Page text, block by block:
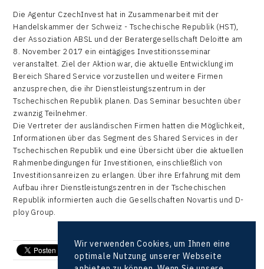
Die Agentur CzechInvest hat in Zusammenarbeit mit der
Handelskammer der Schweiz - Tschechische Republik (HST),
der Assoziation ABSL und der Beratergesellschaft Deloitte am
8. November 2017 ein eintägiges Investitionsseminar
veranstaltet. Ziel der Aktion war, die aktuelle Entwicklung im
Bereich Shared Service vorzustellen und weitere Firmen
anzusprechen, die ihr Dienstleistungszentrum in der
Tschechischen Republik planen. Das Seminar besuchten über
zwanzig Teilnehmer.
Die Vertreter der ausländischen Firmen hatten die Möglichkeit,
Informationen über das Segment des Shared Services in der
Tschechischen Republik und eine Übersicht über die aktuellen
Rahmenbedingungen für Investitionen, einschließlich von
Investitionsanreizen zu erlangen. Über ihre Erfahrung mit dem
Aufbau ihrer Dienstleistungszentren in der Tschechischen
Republik informierten auch die Gesellschaften Novartis und D-
ploy Group.
Wir verwenden Cookies, um Ihnen eine
optimale Nutzung unserer Webseite